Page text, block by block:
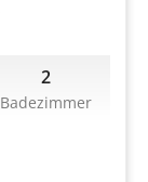
2
Badezimmer